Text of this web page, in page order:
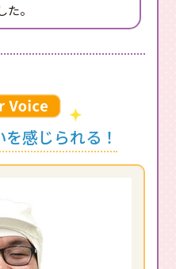
。
感じられる！